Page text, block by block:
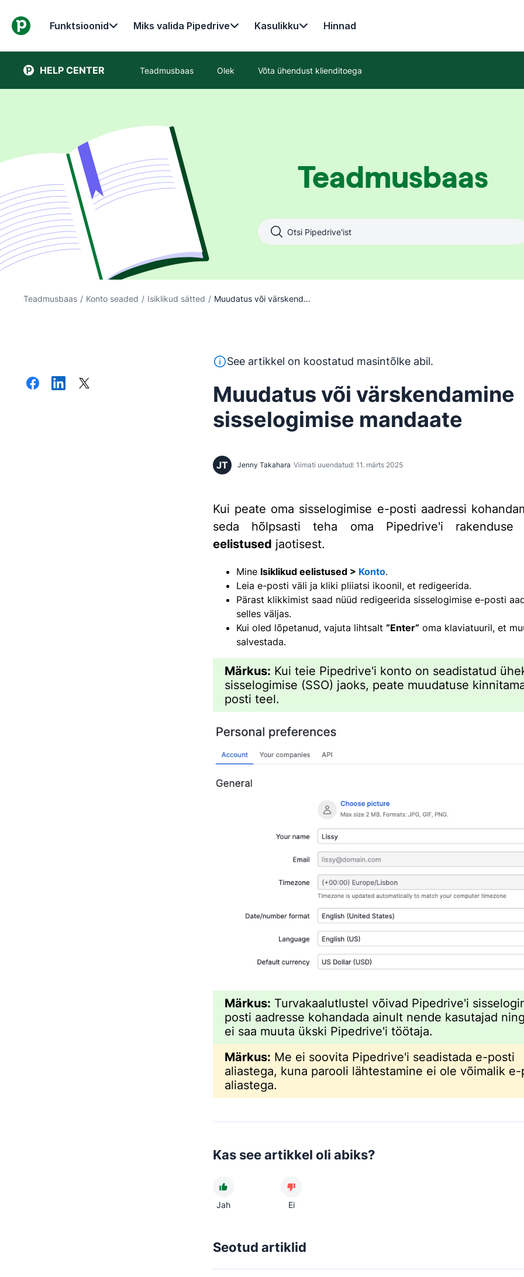
Funktsioonid Miks valida Pipedrive Kasulikku Hinnad
HELP CENTER Teadmusbaas Olek Võta ühendust klienditoega
Teadmusbaas
Teadmusbaas / Konto seaded / Isiklikud sätted / Muudatus või värskend...
See tekst on tõlgitud inglise keelest masintõlketööriistaga ja
See artikkel on koostatud masintõlke abil.
Muudatus või värskendamine
sisselogimise mandaate
JT Jenny Takahara Viimati uuendatud: 11. märts 2025
Kui peate oma sisselogimise e-posti aadressi
seda hõlpsasti teha oma Pipedrive'i rakenduse
eelistused jaotisest.
Mine Isiklikud eelistused > Konto.
Leia e-posti väli ja kliki pliiatsi ikoonil, et redigeerida.
Pärast klikkimist saad nüüd redigeerida sisselogimise e-posti
selles väljas.
Kui oled lõpetanud, vajuta lihtsalt “Enter” oma klaviatuuril, et
salvestada.
Märkus: Kui teie Pipedrive'i konto on seadistatud
sisselogimise (SSO) jaoks, peate muudatuse
posti teel.
Märkus: Turvakaalutlustel võivad Pipedrive'i
posti aadresse kohandada ainult nende kasutajad
ei saa muuta ükski Pipedrive'i töötaja.
Märkus: Me ei soovita Pipedrive'i seadistada e-posti
aliastega, kuna parooli lähtestamine ei ole võimalik e-
aliastega.
Kas see artikkel oli abiks?
Jah Ei
Seotud artiklid